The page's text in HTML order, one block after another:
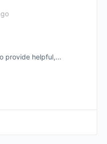
provide helpful,...